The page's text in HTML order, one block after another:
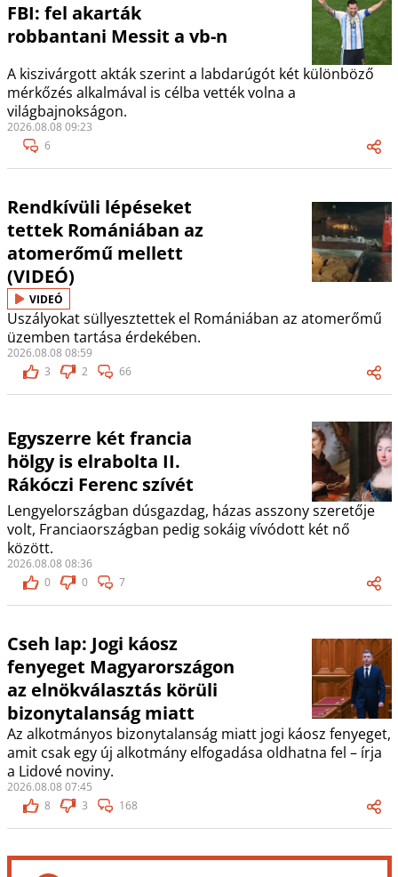
FBI: fel akarták
robbantani Messit a vb-n
A kiszivárgott akták szerint a labdarúgót két különböző
mérkőzés alkalmával is célba vették volna a
világbajnokságon.
2026.08.08 09:23
6
Rendkívüli lépéseket
tettek Romániában az
atomerőmű mellett
(VIDEÓ)
VIDEÓ
Uszályokat süllyesztettek el Romániában az atomerőmű
üzemben tartása érdekében.
2026.08.08 08:59
3
2 66
Egyszerre két francia
hölgy is elrabolta II.
Rákóczi Ferenc szívét
Lengyelországban dúsgazdag, házas asszony szeretője
volt, Franciaországban pedig sokáig vívódott két nő
között.
2026.08.08 08:36
0
0 7
Cseh lap: Jogi káosz
fenyeget Magyarországon
az elnökválasztás körüli
bizonytalanság miatt
Az alkotmányos bizonytalanság miatt jogi káosz fenyeget,
amit csak egy új alkotmány elfogadása oldhatna fel – írja
a Lidové noviny.
2026.08.08 07:45
8
3 168